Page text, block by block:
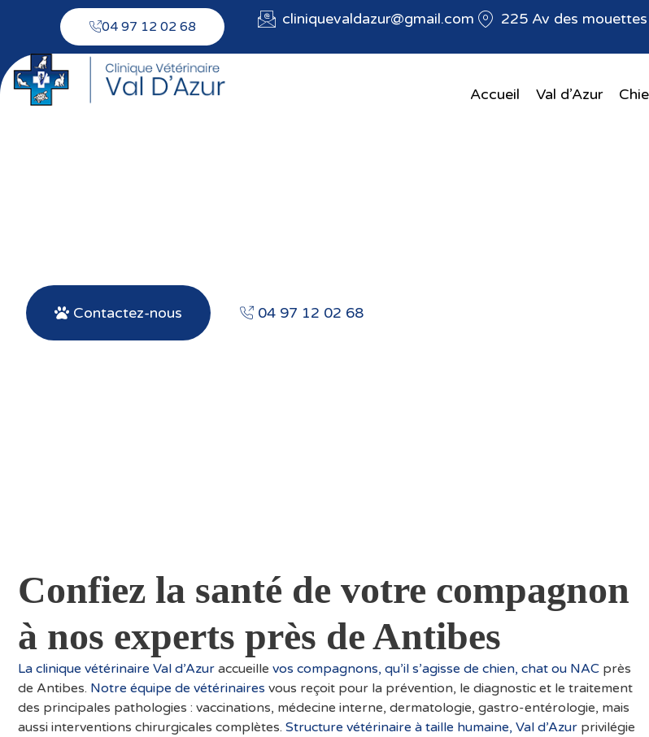
04 97 12 02 68 cliniquevaldazur@gmail.com 225 Av des
Accueil Val d’Azur
Contactez-nous 04 97 12 02 68
Confiez la santé de votre compagnon
à nos experts près de Antibes
La clinique vétérinaire Val d’Azur accueille vos compagnons, qu’il s’agisse de chien, chat ou NAC près
de Antibes. Notre équipe de vétérinaires vous reçoit pour la prévention, le diagnostic et le traitement
des principales pathologies : vaccinations, médecine interne, dermatologie, gastro-entérologie, mais
aussi interventions chirurgicales complètes. Structure vétérinaire à taille humaine, Val d’Azur privilégie